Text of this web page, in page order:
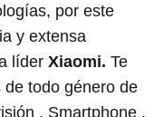
por este
y extensa
líder Xiaomi. Te
todo género de
, Smartphone ,